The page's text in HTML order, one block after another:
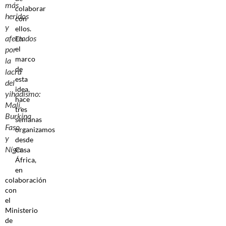
más
heridos
y
afectados
por
la
lacra
del
yihadismo:
Mali,
Burkina
Faso
y
Níger.
colaborar
con
ellos.
En
el
marco
de
esta
idea,
hace
tres
semanas
organizamos
desde
Casa
África,
en
colaboración
con
el
Ministerio
de